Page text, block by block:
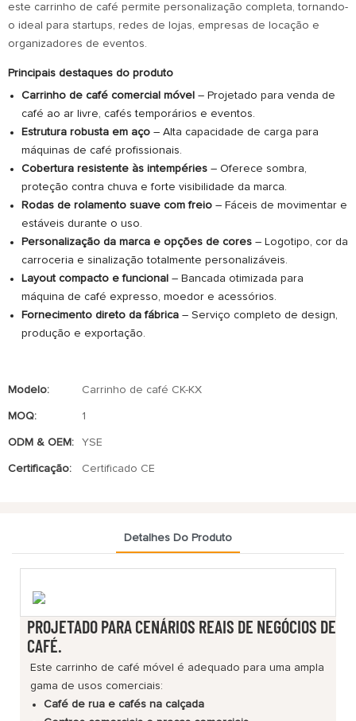
este carrinho de café permite personalização completa, tornando-
o ideal para startups, redes de lojas, empresas de locação e
organizadores de eventos.
Principais destaques do produto
Carrinho de café comercial móvel – Projetado para venda de
café ao ar livre, cafés temporários e eventos.
Estrutura robusta em aço– Alta capacidade de carga para
máquinas de café profissionais.
Cobertura resistente às intempéries– Oferece sombra,
proteção contra chuva e forte visibilidade da marca.
Rodas de rolamento suave com freio– Fáceis de movimentar e
estáveis ​​durante o uso.
Personalização da marca e opções de cores– Logotipo, cor da
carroceria e sinalização totalmente personalizáveis.
Layout compacto e funcional – Bancada otimizada para
máquina de café expresso, moedor e acessórios.
Fornecimento direto da fábrica– Serviço completo de design,
produção e exportação.
Modelo: Carrinho de café CK-KX
MOQ: 1
ODM & OEM: YSE
Certificação: Certificado CE
Detalhes Do Produto
PROJETADO PARA CENÁRIOS REAIS DE NEGÓCIOS DE
CAFÉ.
Este carrinho de café móvel é adequado para uma ampla
gama de usos comerciais:
Café de rua e cafés na calçada